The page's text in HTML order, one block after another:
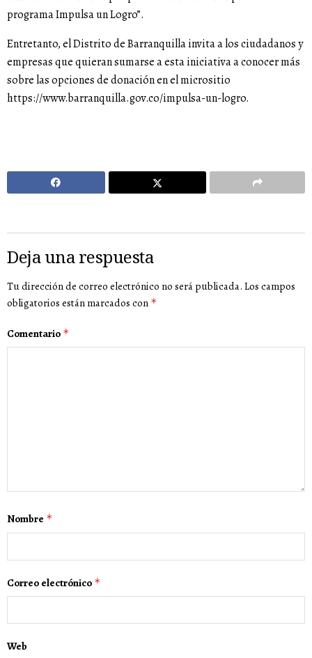
programa Impulsa un Logro”.
Entretanto, el Distrito de Barranquilla invita a los ciudadanos y
empresas que quieran sumarse a esta iniciativa a conocer más
sobre las opciones de donación en el micrositio
https://www.barranquilla.gov.co/impulsa-un-logro.
Deja una respuesta
Tu dirección de correo electrónico no será publicada. Los campos
obligatorios están marcados con *
Comentario *
Nombre *
Correo electrónico *
Web